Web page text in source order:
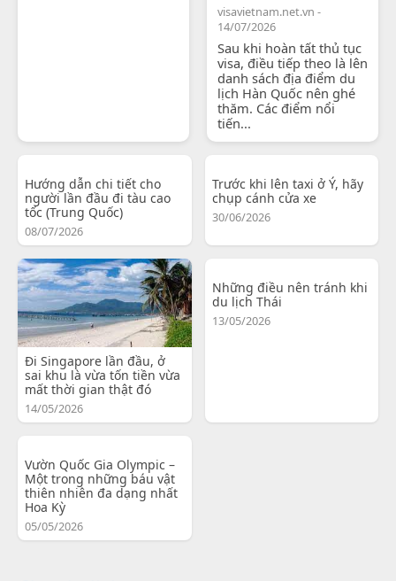
visavietnam.net.vn -
14/07/2026
Sau khi hoàn tất thủ tục
visa, điều tiếp theo là lên
danh sách địa điểm du
lịch Hàn Quốc nên ghé
thăm. Các điểm nổi
tiến...
Hướng dẫn chi tiết cho
người lần đầu đi tàu cao
tốc (Trung Quốc)
08/07/2026
Trước khi lên taxi ở Ý, hãy
chụp cánh cửa xe
30/06/2026
Đi Singapore lần đầu, ở
sai khu là vừa tốn tiền vừa
mất thời gian thật đó
14/05/2026
Những điều nên tránh khi
du lịch Thái
13/05/2026
Vườn Quốc Gia Olympic –
Một trong những báu vật
thiên nhiên đa dạng nhất
Hoa Kỳ
05/05/2026